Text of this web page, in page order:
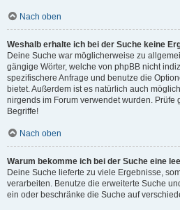
Nach oben
Weshalb erhalte ich bei der Suche keine
Deine Suche war möglicherweise zu
gängige Wörter, welche von phpBB nicht
spezifischere Anfrage und benutze die
bietet. Außerdem ist es natürlich auch
nirgends im Forum verwendet wurden. Prüfe
Begriffe!
Nach oben
Warum bekomme ich bei der Suche eine
Deine Suche lieferte zu viele Ergebnisse,
verarbeiten. Benutze die erweiterte Suche
ein oder beschränke die Suche auf